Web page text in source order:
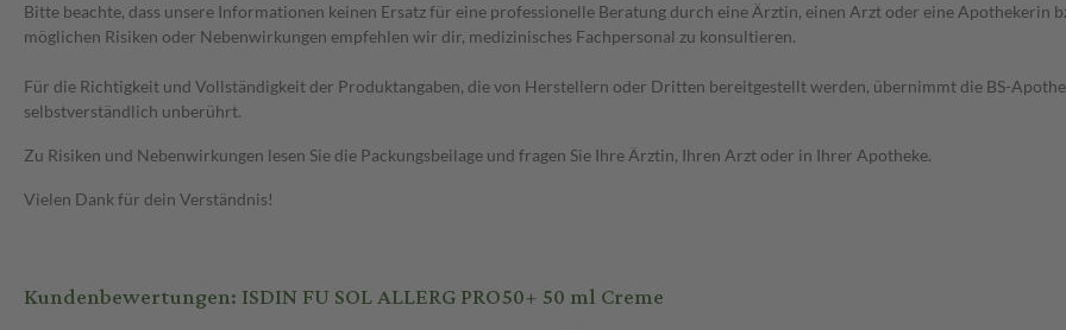
Bitte beachte, dass unsere Informationen keinen Ersatz für eine professionelle Beratung durch eine Ärztin, einen Arzt oder eine Apothekerin
möglichen Risiken oder Nebenwirkungen empfehlen wir dir, medizinisches Fachpersonal zu konsultieren.
Für die Richtigkeit und Vollständigkeit der Produktangaben, die von Herstellern oder Dritten bereitgestellt werden, übernimmt die BS-
selbstverständlich unberührt.
Zu Risiken und Nebenwirkungen lesen Sie die Packungsbeilage und fragen Sie Ihre Ärztin, Ihren Arzt oder in Ihrer Apotheke.
Vielen Dank für dein Verständnis!
Kundenbewertungen: ISDIN FU SOL ALLERG PRO50+ 50 ml Creme